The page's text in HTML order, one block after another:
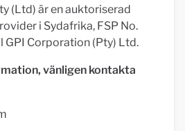
(Ltd) är en auktoriserad
i Sydafrika, FSP No.
Corporation (Pty) Ltd.
vänligen kontakta